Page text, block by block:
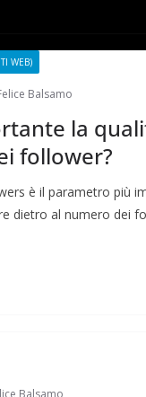
WEB)
Balsamo
la
follower?
è il parametro più
dietro al numero dei
Balsamo